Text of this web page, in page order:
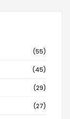
(55)
(45)
(29)
(27)